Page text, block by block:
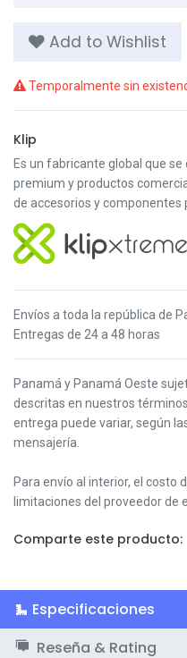
Add to Wishlist
Temporalmente sin
Klip
Es un fabricante global que
premium y productos
de accesorios y componentes
Envíos a toda la república de
Entregas de 24 a 48 horas
Panamá y Panamá Oeste s
descritas en nuestros
entrega puede variar, según
mensajería.
Para envío al interior, el costo
limitaciones del proveedor de
Comparte este producto:
Especificaciones
Reseña & Rating